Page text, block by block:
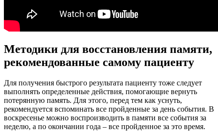
Методики для восстановления памяти,
рекомендованные самому пациенту
Для получения быстрого результата пациенту тоже следует
выполнять определенные действия, помогающие вернуть
потерянную память. Для этого, перед тем как уснуть,
рекомендуется вспоминать все пройденные за день события. В
воскресенье можно воспроизводить в памяти все события за
неделю, а по окончании года – все пройденное за это время.